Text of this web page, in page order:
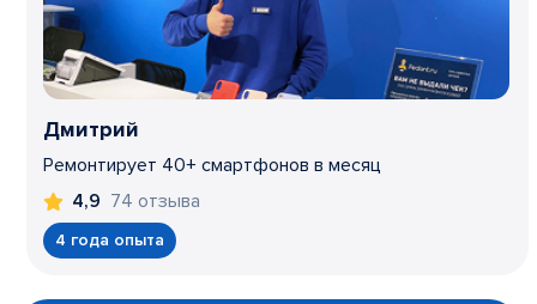
Дмитрий
Ремонтирует 40+ смартфонов в месяц
4,9 74 отзыва
4 года опыта